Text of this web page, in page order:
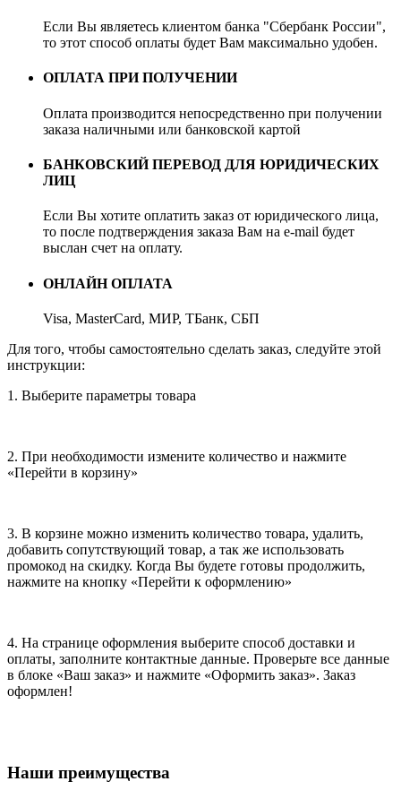
Если Вы являетесь клиентом банка "Сбербанк России",
то этот способ оплаты будет Вам максимально удобен.
ОПЛАТА ПРИ ПОЛУЧЕНИИ
Оплата производится непосредственно при получении
заказа наличными или банковской картой
БАНКОВСКИЙ ПЕРЕВОД ДЛЯ ЮРИДИЧЕСКИХ
ЛИЦ
Если Вы хотите оплатить заказ от юридического лица,
то после подтверждения заказа Вам на e-mail будет
выслан счет на оплату.
ОНЛАЙН ОПЛАТА
Visa, MasterCard, МИР, ТБанк, СБП
Для того, чтобы самостоятельно сделать заказ, следуйте этой
инструкции:
1. Выберите параметры товара
2. При необходимости измените количество и нажмите
«Перейти в корзину»
3. В корзине можно изменить количество товара, удалить,
добавить сопутствующий товар, а так же использовать
промокод на скидку. Когда Вы будете готовы продолжить,
нажмите на кнопку «Перейти к оформлению»
4. На странице оформления выберите способ доставки и
оплаты, заполните контактные данные. Проверьте все данные
в блоке «Ваш заказ» и нажмите «Оформить заказ». Заказ
оформлен!
Наши преимущества